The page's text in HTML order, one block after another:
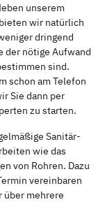
unserem
wir natürlich
dringend
der nötige Aufwand
sind.
schon am Telefon
Sie dann per
zu starten.
Sanitär-
wie das
von Rohren. Dazu
vereinbaren
über mehrere